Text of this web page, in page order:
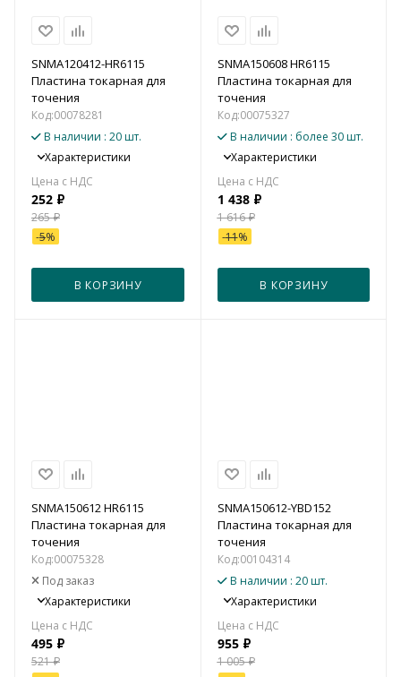
SNMA120412-HR6115
Пластина токарная для
точения
Код:00078281
В наличии : 20 шт.
Характеристики
252 ₽
265₽
-5%
В КОРЗИНУ
SNMA150608 HR6115
Пластина токарная для
точения
Код:00075327
В наличии : более 30 шт.
Характеристики
1 438₽
1 616₽
-11%
В КОРЗИНУ
SNMA150612 HR6115
Пластина токарная для
точения
Код:00075328
Под заказ
Характеристики
495 ₽
521₽
SNMA150612-YBD152
Пластина токарная для
точения
Код:00104314
В наличии : 20 шт.
Характеристики
955₽
1 005₽